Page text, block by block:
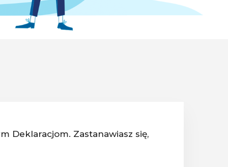
Deklaracjom. Zastanawiasz się,